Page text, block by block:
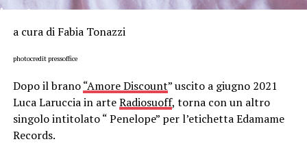
a cura di Fabia Tonazzi
photocredit pressoffice
Dopo il brano“Amore Discount” uscito a giugno 2021
Luca Laruccia in arteRadiosuoff, torna con un altro
singolo intitolato “ Penelope” per l’etichetta Edamame
Records.